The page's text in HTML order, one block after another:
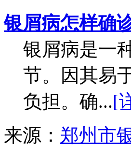
银屑病怎样确
银屑病是一
节。因其易
负担。确...[
来源： 郑州市